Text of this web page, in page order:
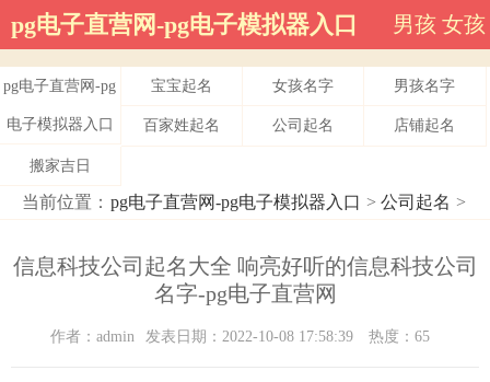
pg电子直营网-pg电子模拟器入口 男孩 女孩
pg电子直营网-pg
电子模拟器入口
宝宝起名 女孩名字 男孩名字
百家姓起名 公司起名 店铺起名
搬家吉日
当前位置： pg电子直营网-pg电子模拟器入口 > 公司起名 >
信息科技公司起名大全 响亮好听的信息科技公司
名字-pg电子直营网
作者：admin 发表日期：2022-10-08 17:58:39 热度：65